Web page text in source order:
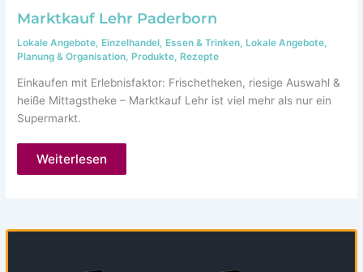
Marktkauf Lehr Paderborn
Lokale Angebote ,Einzelhandel ,Essen & Trinken ,Lokale Angebote
Planung & Organisation ,Produkte ,Rezepte
Einkaufen mit Erlebnisfaktor: Frischetheken, riesige Auswahl &
heiße Mittagstheke – Marktkauf Lehr ist viel mehr als nur ein
Supermarkt.
Marktkauf
Weiterlesen